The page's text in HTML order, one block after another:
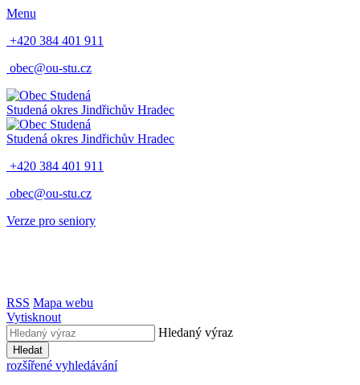
Menu
+420 384 401 911
obec@ou-stu.cz
Studená okres Jindřichův Hradec
Studená okres Jindřichův Hradec
+420 384 401 911
obec@ou-stu.cz
Verze pro seniory
RSS Mapa webu
Vytisknout
Hledaný výraz
Hledat
rozšířené vyhledávání